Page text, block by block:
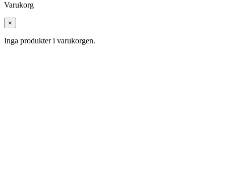
Varukorg
×
Inga produkter i varukorgen.